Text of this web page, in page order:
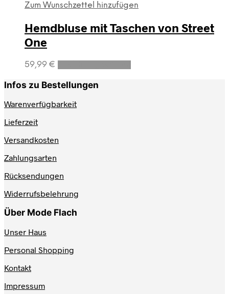
Zum Wunschzettel hinzufügen
Hemdbluse mit Taschen von Street
One
59,99 €
Dieses
Infos zu Bestellungen
Warenverfügbarkeit
Lieferzeit
Versandkosten
Zahlungsarten
Rücksendungen
Widerrufsbelehrung
Über Mode Flach
Unser Haus
Personal Shopping
Kontakt
Impressum